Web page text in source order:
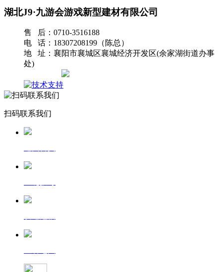
湖北J9·九游会游戏新型建材有限公司
售 后：0710-3516188
电 话：18307208199（陈总）
地 址：襄阳市襄城区襄城经济开发区(余家湖街道办事
处)
扫码联系我们